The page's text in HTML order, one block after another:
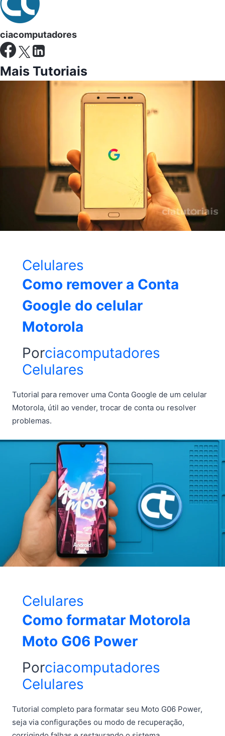
ciacomputadores
Mais Tutoriais
Celulares
Como remover a Conta
Google do celular
Motorola
Porciacomputadores
Celulares
Tutorial para remover uma Conta Google de um celular
Motorola, útil ao vender, trocar de conta ou resolver
problemas.
Celulares
Como formatar Motorola
Moto G06 Power
Porciacomputadores
Celulares
Tutorial completo para formatar seu Moto G06 Power,
seja via configurações ou modo de recuperação,